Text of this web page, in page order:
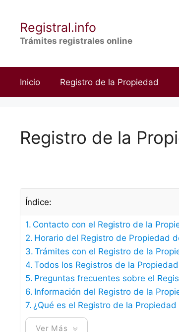
contenidoRegistral.info
Trámites registrales online
Inicio Registro de la Propiedad
Registro de la
Índice:
Contacto con el Registro de la
Horario del Registro de Propiedad
Trámites con el Registro de la
Todos los Registros de la
Preguntas frecuentes sobre el
Información del Registro de la
¿Qué es el Registro de la
Ver Más